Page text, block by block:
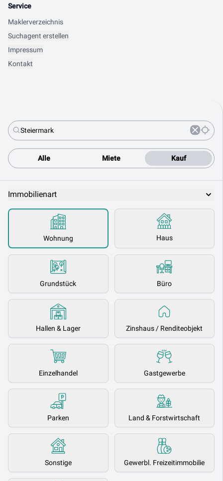
Alle Miete Kauf
Immobilienart
Wohnung Haus
Grundstück Büro
Hallen & Lager Zinshaus / Renditeobjekt
Einzelhandel Gastgewerbe
Parken Land & Forstwirtschaft
Sonstige Gewerbl. Freizeitimmobilie
Service
Maklerverzeichnis
Suchagent erstellen
Impressum
Kontakt